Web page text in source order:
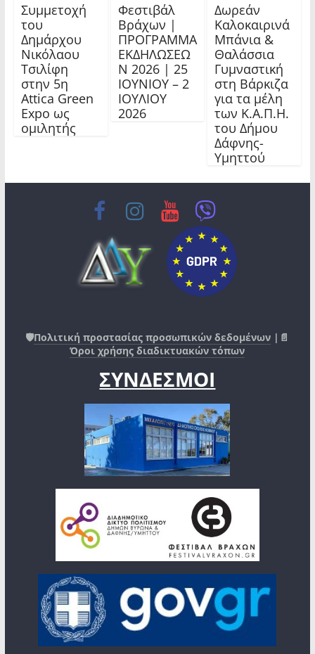
Συμμετοχή
του
Δημάρχου
Νικόλαου
Τσιλίφη
στην 5η
Attica Green
Expo ως
ομιλητής
Φεστιβάλ
Βράχων |
ΠΡΟΓΡΑΜΜΑ
ΕΚΔΗΛΩΣΕΩ
Ν 2026 | 25
ΙΟΥΝΙΟΥ – 2
ΙΟΥΛΙΟΥ
2026
Δωρεάν
Καλοκαιρινά
Μπάνια &
Θαλάσσια
Γυμναστική
στη Βάρκιζα
για τα μέλη
των Κ.Α.Π.Η.
του Δήμου
Δάφνης-
Υμηττού
🛡️Πολιτική προστασίας προσωπικών δεδομένων |📄
Όροι χρήσης διαδικτυακών τόπων
ΣΥΝΔΕΣΜΟΙ